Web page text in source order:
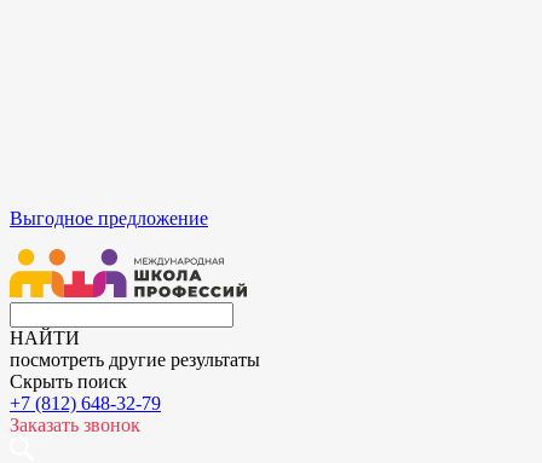
Выгодное предложение
НАЙТИ
посмотреть другие результаты
Скрыть поиск
+7 (812) 648-32-79
Заказать звонок